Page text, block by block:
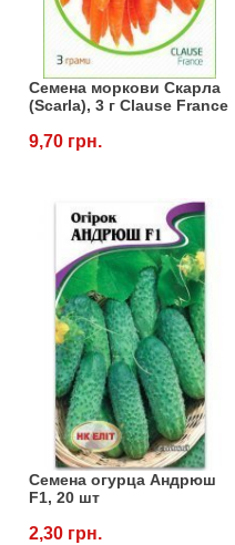
Семена моркови Скарла
(Scarla), 3 г Clause France
9,70 грн.
Семена огурца Андрюш
F1, 20 шт
2,30 грн.